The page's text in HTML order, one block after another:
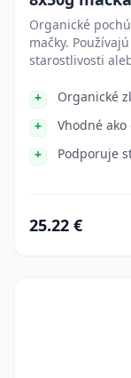
Organické
mačky.
starostlivosti
Organické
Vhodné
Podporuje
25.22 €